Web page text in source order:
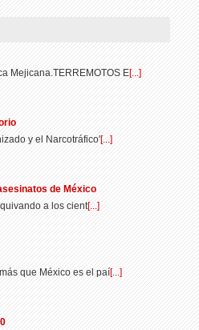
Mejicana.TERREMOTOS E[...]
y el Narcotráfico'[...]
de México
a los cient[...]
que México es el paí[...]